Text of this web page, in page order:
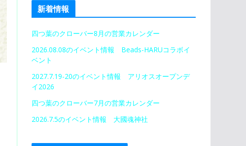
新着情報
四つ葉のクローバー8月の営業カレンダー
2026.08.08のイベント情報 Beads-HARUコラボイ
ベント
2027.7.19-20のイベント情報 アリオスオープンデ
イ2026
四つ葉のクローバー7月の営業カレンダー
2026.7.5のイベント情報 大國魂神社